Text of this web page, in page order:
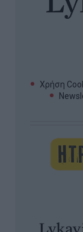
Χρήση